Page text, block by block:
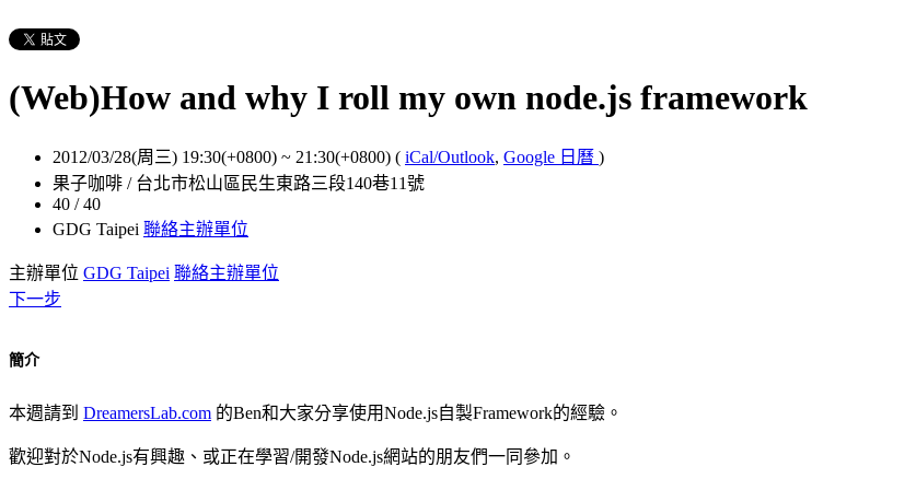
(Web)How and why I roll my own node.js framework
2012/03/28(周三) 19:30(+0800) ~ 21:30(+0800) ( iCal/Outlook, Google 日曆 )
果子咖啡 / 台北市松山區民生東路三段140巷11號
40 / 40
GDG Taipei 聯絡主辦單位
主辦單位 GDG Taipei 聯絡主辦單位
下一步
簡介
本週請到 DreamersLab.com 的Ben和大家分享使用Node.js自製Framework的經驗。
歡迎對於Node.js有興趣、或正在學習/開發Node.js網站的朋友們一同參加。